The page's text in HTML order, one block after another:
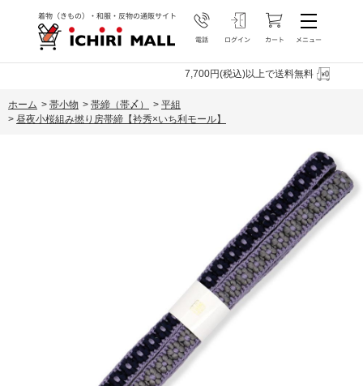
7,700円(税込)以上で送料無料
ホーム > 帯小物 > 帯締（帯〆） > 平組
> 昼夜小桜組み撚り房帯締【衿秀×いち利モール】